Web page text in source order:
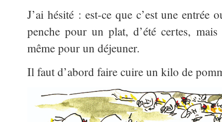
J’ai hésité : est-ce que c’est une
penche pour un plat, d’été certes,
même pour un déjeuner.
Il faut d’abord faire cuire un kilo de